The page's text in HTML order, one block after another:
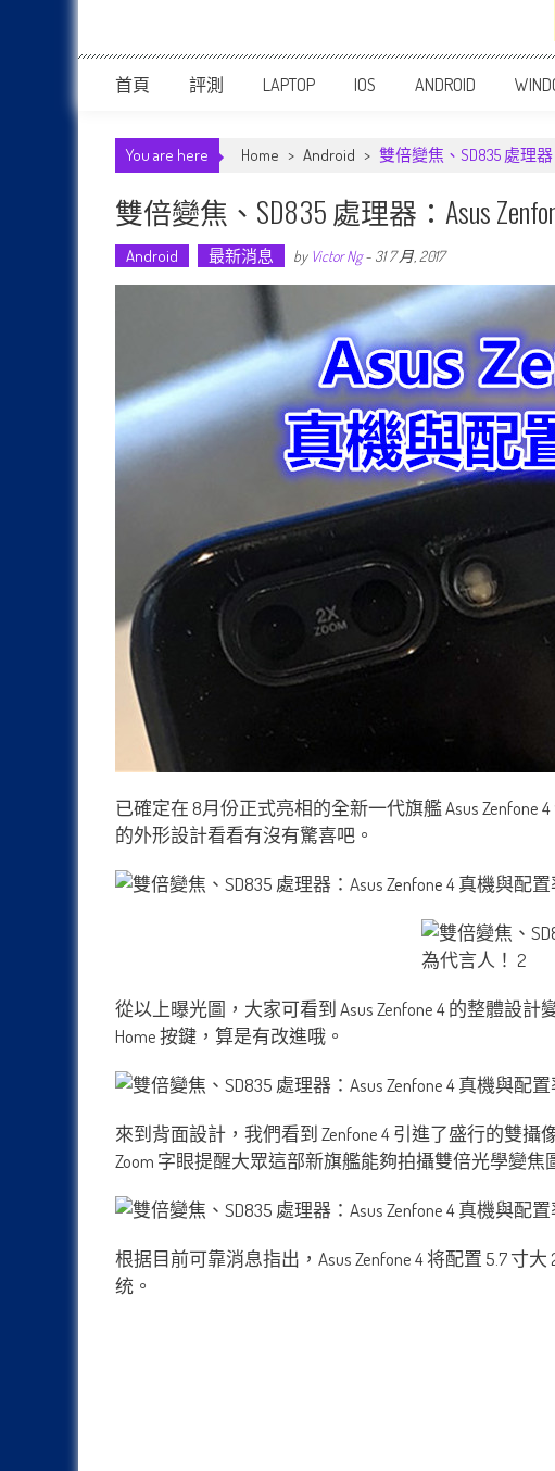
首頁 評測 LAPTOP IOS ANDROID
You are here Home > Android > 雙倍變焦、SD835 處理
雙倍變焦、SD835 處理器：Asus
Android 最新消息 by Victor Ng- 31 7 月, 2017
已確定在 8月份正式亮相的全新一代旗艦 Asus
的外形設計看看有沒有驚喜吧。
從以上曝光圖，大家可看到 Asus Zenfone 4 的整體設
Home 按鍵，算是有改進哦。
來到背面設計，我們看到 Zenfone 4 引進了盛行的雙
Zoom 字眼提醒大眾這部新旗艦能夠拍攝雙倍光學變焦
根据目前可靠消息指出，Asus Zenfone 4 将配置 5.7 寸大
统。